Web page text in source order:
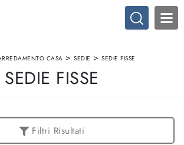
CASA >SEDIE >SEDIE FISSE
SEDIE FISSE
Filtri Risultati